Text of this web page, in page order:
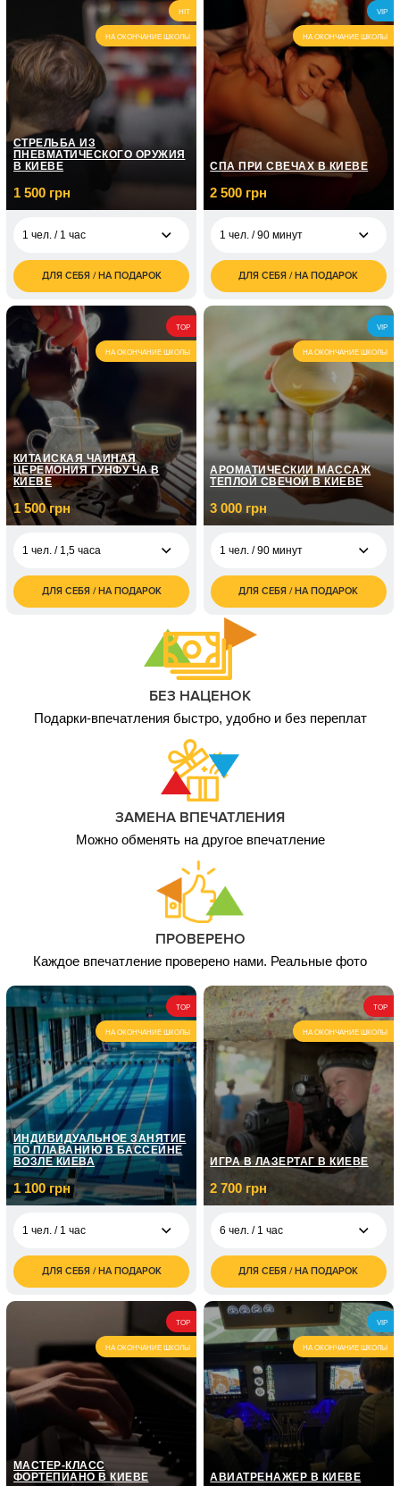
собственном авто/2
3 500
грн
1 чел. / Курс
экстремального
вождения/6 занятий
по 2 часа
21 000
2 чел. / 4 часа
2 400
грн
HIT
НА ОКОНЧАНИЕ ШКОЛЫ
СТРЕЛЬБА ИЗ
ПНЕВМАТИЧЕСКОГО ОРУЖИЯ
В КИЕВЕ
1 500 грн
1 чел. / 1 час
1 500
грн
2 чел. / 1 час
1 800
грн
ДЛЯ СЕБЯ / НА ПОДАРОК
VIP
НА ОКОНЧАНИЕ ШКОЛЫ
СПА ПРИ СВЕЧАХ В КИЕВЕ
2 500 грн
1 чел. / 90 минут
2 500
грн
5 000
грн
ДЛЯ СЕБЯ / НА ПОДАРОК
TOP
НА ОКОНЧАНИЕ ШКОЛЫ
КИТАЙСКАЯ ЧАЙНАЯ
ЦЕРЕМОНИЯ ГУНФУ ЧА В
КИЕВЕ
1 500 грн
1 чел. / 1,5 часа
1 500
грн
3 000
грн
ДЛЯ СЕБЯ / НА ПОДАРОК
VIP
НА ОКОНЧАНИЕ ШКОЛЫ
АРОМАТИЧЕСКИЙ МАССАЖ
ТЕПЛОЙ СВЕЧОЙ В КИЕВЕ
3 000 грн
1 чел. / 90 минут
3 000
грн
2 чел. / 90 минут
ДЛЯ СЕБЯ / НА ПОДАРОК
БЕЗ НАЦЕНОК
Подарки-впечатления быстро, удобно и без переплат
ЗАМЕНА ВПЕЧАТЛЕНИЯ
Можно обменять на другое впечатление
ПРОВЕРЕНО
Каждое впечатление проверено нами. Реальные фото
TOP
НА ОКОНЧАНИЕ ШКОЛЫ
ИНДИВИДУАЛЬНОЕ ЗАНЯТИЕ
ПО ПЛАВАНИЮ В БАССЕЙНЕ
ВОЗЛЕ КИЕВА
1 100 грн
1 чел. / 1 час
1 100
грн
950
грн
ДЛЯ СЕБЯ / НА ПОДАРОК
TOP
НА ОКОНЧАНИЕ ШКОЛЫ
ИГРА В ЛАЗЕРТАГ В КИЕВЕ
2 700 грн
6 чел. / 1 час
2 700
грн
6 чел. / 2 часа
4 800
грн
ДЛЯ СЕБЯ / НА ПОДАРОК
TOP
НА ОКОНЧАНИЕ ШКОЛЫ
МАСТЕР-КЛАСС
ФОРТЕПИАНО В КИЕВЕ
VIP
НА ОКОНЧАНИЕ ШКОЛЫ
АВИАТРЕНАЖЕР В КИЕВЕ